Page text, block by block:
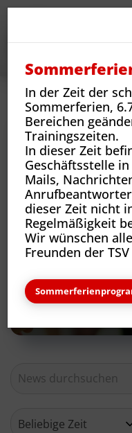
Neues Vereins-News
Neues
In der Zeit der
Sommerferien,
Bereichen
Trainingszeiten.
In dieser Zeit
Geschäftsstelle
Mails,
dieser Zeit nicht
Regelmäßigkeit
Wir wünschen
Freunden der